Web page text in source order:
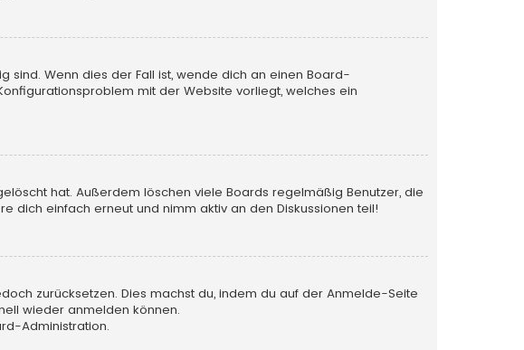
sind. Wenn dies der Fall ist, wende dich an einen Board-
mit der Website vorliegt, welches ein
hat. Außerdem löschen viele Boards regelmäßig Benutzer, die
dich einfach erneut und nimm aktiv an den Diskussionen teil!
zurücksetzen. Dies machst du, indem du auf der Anmelde-Seite
wieder anmelden können.
Administration.